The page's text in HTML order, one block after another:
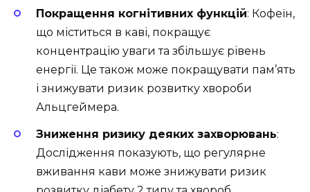
Покращення когнітивних функцій: Кофеїн,
що міститься в каві, покращує
концентрацію уваги та збільшує рівень
енергії. Це також може покращувати пам’ять
і знижувати ризик розвитку хвороби
Альцгеймера.
Зниження ризику деяких захворювань:
Дослідження показують, що регулярне
вживання кави може знижувати ризик